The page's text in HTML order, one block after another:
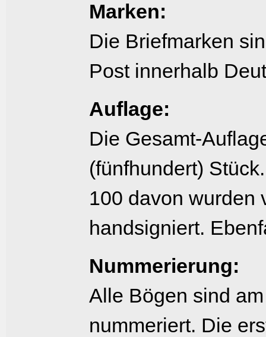
Marken:
Die Briefmarken
Post innerhalb
Auflage:
Die Gesamt-
(fünfhundert) Stück.
100 davon wurden
handsigniert.
Nummerierung:
Alle Bögen sind
nummeriert. Die